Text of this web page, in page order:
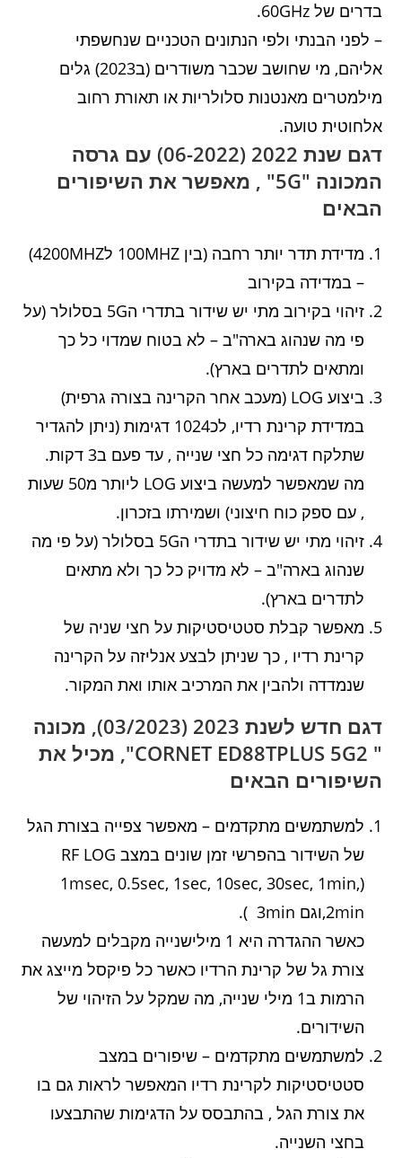
בדרים של 60GHz.
– לפני הבנתי ולפי הנתונים הטכניים שנחשפתי
אליהם, מי שחושב שכבר משודרים (ב2023) גלים
מילמטרים מאנטנות סלולריות או תאורת רחוב
אלחוטית טועה.
דגם שנת 2022 (06-2022) עם גרסה
המכונה "5G" , מאפשר את השיפורים
הבאים
מדידת תדר יותר רחבה (בין 100MHZ ל4200MHZ)
– במדידה בקירוב
זיהוי בקירוב מתי יש שידור בתדרי ה5G בסלולר (על
פי מה שנהוג בארה"ב – לא בטוח שמדוי כל כך
ומתאים לתדרים בארץ).
ביצוע LOG (מעכב אחר הקרינה בצורה גרפית)
במדידת קרינת רדיו, לכ1024 דגימות (ניתן להגדיר
שתלקח דגימה כל חצי שנייה , עד פעם ב3 דקות.
מה שמאפשר למעשה ביצוע LOG ליותר מ50 שעות
, עם ספק כוח חיצוני) ושמירתו בזכרון.
זיהוי מתי יש שידור בתדרי ה5G בסלולר (על פי מה
שנהוג בארה"ב – לא מדויק כל כך ולא מתאים
לתדרים בארץ).
מאפשר קבלת סטטיסטיקות על חצי שניה של
קרינת רדיו , כך שניתן לבצע אנליזה על הקרינה
שנמדדה ולהבין את המרכיב אותו ואת המקור.
דגם חדש לשנת 2023 (03/2023), מכונה
" CORNET ED88TPLUS 5G2", מכיל את
השיפורים הבאים
למשתמשים מתקדמים – מאפשר צפייה בצורת הגל
של השידור בהפרשי זמן שונים במצב RF LOG
(1msec, 0.5sec, 1sec, 10sec, 30sec, 1min,
2min,וגם 3min ).
כאשר ההגדרה היא 1 מילישנייה מקבלים למעשה
צורת גל של קרינת הרדיו כאשר כל פיקסל מייצג את
הרמות ב1 מילי שנייה, מה שמקל על הזיהוי של
השידורים.
למשתמשים מתקדמים – שיפורים במצב
סטטיסטיקות לקרינת רדיו המאפשר לראות גם בו
את צורת הגל , בהתבסס על הדגימות שהתבצעו
בחצי השנייה.